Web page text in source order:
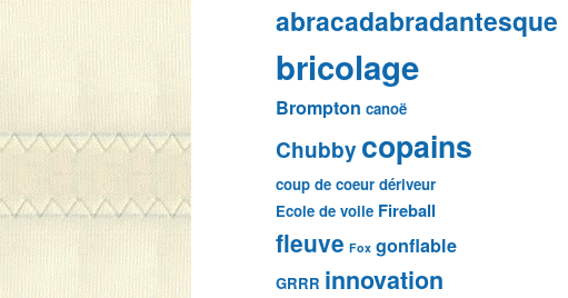
abracadabradantesque
bricolage
Brompton canoë
Chubby copains
coup de coeur dériveur
Ecole de voile Fireball
fleuve Fox gonflable
GRRR innovation